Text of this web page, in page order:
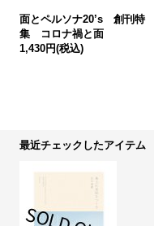
面とペルソナ20’s 創刊特
集 コロナ禍と面
1,430円(税込)
最近チェックしたアイテム